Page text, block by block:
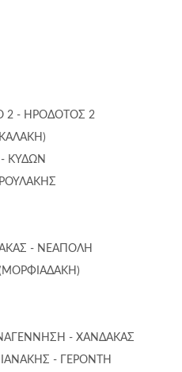
2 - ΗΡΟΔΟΤΟΣ 2
- ΚΥΔΩΝ
- ΝΕΑΠΟΛΗ
- ΧΑΝΔΑΚΑΣ
- ΓΕΡΟΝΤΗ